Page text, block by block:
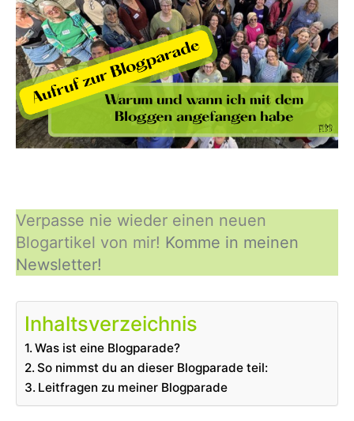
Verpasse nie wieder einen neuen
Blogartikel von mir! Komme in meinen
Newsletter!
Inhaltsverzeichnis
Was ist eine Blogparade?
So nimmst du an dieser Blogparade teil:
Leitfragen zu meiner Blogparade